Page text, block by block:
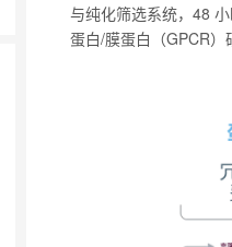
与纯化筛选系统，48
蛋白/膜蛋白（GPCR）